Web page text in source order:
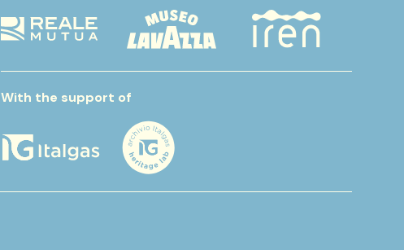
With the support of